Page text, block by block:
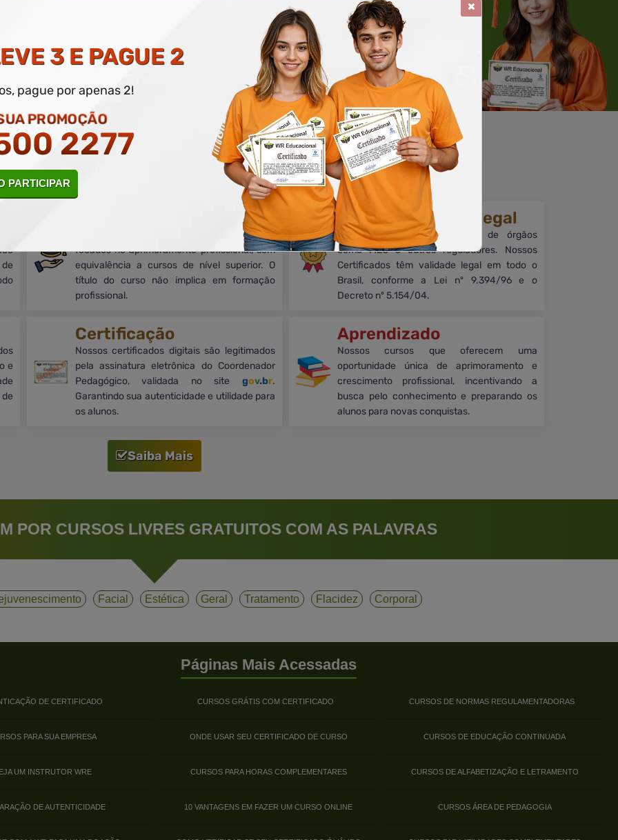
SEU E-MAIL, NOME E TELEFONE PARA PARTICIPAR POR WHATSAPP
Solicite um WhatsApp
deEducação de Excelência.
Cursos on-line, livres e de nível básico,
focados no aprimoramento profissional, sem
equivalência a cursos de nível superior. O
título do curso não implica em formação
profissional.
Reconhecimento legal
Embora sem reconhecimento de órgãos
como MEC e outros reguladores. Nossos
Certificados têm validade legal em todo o
Brasil, conforme a Lei nº 9.394/96 e o
Decreto nº 5.154/04.
e
Certificação
Nossos certificados digitais são legitimados
pela assinatura eletrônica do Coordenador
Pedagógico, validada no site gov.br.
Garantindo sua autenticidade e utilidade para
os alunos.
Aprendizado
Nossos cursos que oferecem uma
oportunidade única de aprimoramento e
crescimento profissional, incentivando a
busca pelo conhecimento e preparando os
alunos para novas conquistas.
Saiba Mais
POR CURSOS LIVRES GRATUITOS COM AS PALAVRAS
Facial Estética Geral Tratamento Flacidez Corporal
Páginas Mais Acessadas
DE CERTIFICADO
PARA SUA EMPRESA
UM INSTRUTOR WRE
DE AUTENTICIDADE
CURSOS GRÁTIS COM CERTIFICADO
ONDE USAR SEU CERTIFICADO DE CURSO
CURSOS PARA HORAS COMPLEMENTARES
10 VANTAGENS EM FAZER UM CURSO ONLINE
CURSOS DE NORMAS REGULAMENTADORAS
CURSOS DE EDUCAÇÃO CONTINUADA
CURSOS DE ALFABETIZAÇÃO E LETRAMENTO
CURSOS ÁREA DE PEDAGOGIA
3 E PAGUE 2
pague por apenas 2!
PROMOÇÃO
2277
PARTICIPAR